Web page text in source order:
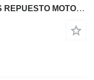
Caterpillar 438 SERIES II (PIEZAS REPUESTO MOTOR) zaptivka glave cilindra za Caterpillar 438 bagera-utovarivača